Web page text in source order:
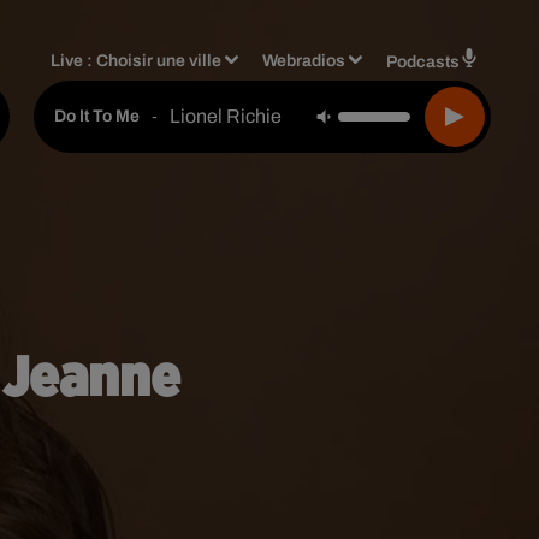
Live :Choisir une ville Webradios Podcasts
Do It To Me - Lionel Richie